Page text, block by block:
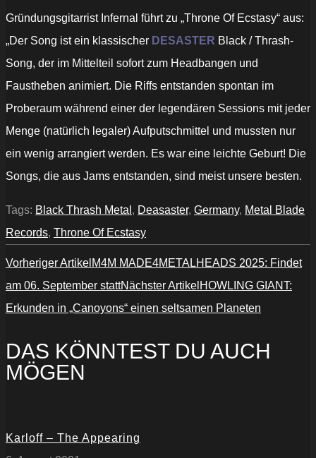
Gründungsgitarrist Infernal führt zu „Throne Of Ecstasy“ aus:
„Der Song ist ein klassischer DESASTER Black / Thrash-
Song, der im Mittelteil sofort zum Headbangen und
Faustheben animiert. Die Riffs entstanden spontan im
Proberaum während einer der legendären Sessions mit jeder
Menge (natürlich legaler) Aufputschmittel und mussten nur
ein wenig arrangiert werden. Es war eine leichte Geburt! Die
Songs, die aus Jams entstanden, sind meist unsere besten.
Tags: Black Thrash Metal , Deasaster, Germany, Metal Blade
Records, Throne Of Ecstasy
Vorheriger Artikel M4M MADE4METALHEADS 2025: Findet
am 06. September stattNächster Artikel HOWLING GIANT:
Erkunden in „Canoyons“ einen seltsamen Planeten
DAS KÖNNTEST DU AUCH
MÖGEN
Karloff – The Appearing